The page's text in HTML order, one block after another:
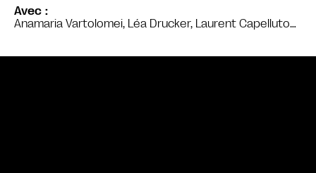
Avec
Anamaria Vartolomei, Léa Drucker, Laurent Capelluto…